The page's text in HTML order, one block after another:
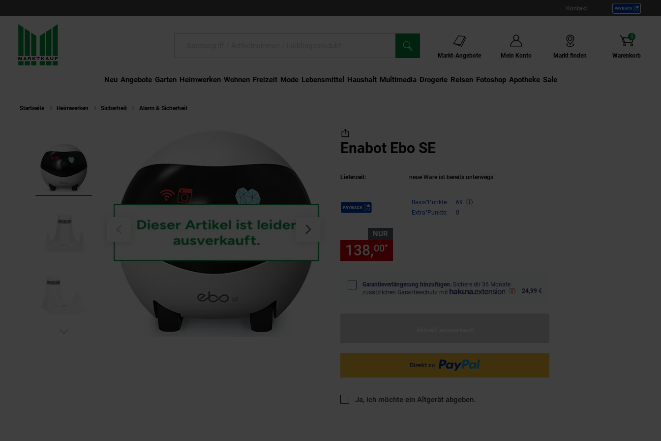
Kontakt
Markt-Angebote Mein Konto Markt finden Warenkorb
0
Artikel
Neu Angebote Garten Heimwerken Wohnen Freizeit Mode Lebensmittel Haushalt Multimedia Drogerie Externer Link:
Reisen Externer Link:
Fotoshop Externer Link:
Apotheke Sale
Startseite Heimwerken Sicherheit Alarm & Sicherheit
Enabot Ebo SE
Lieferzeit: neue Ware ist bereits unterwegs
Payback Punkte Basis°Punkte:
69
Extra°Punkte:
0
NUR
138,00*
Garantieverlängerung hinzufügen. Sichere dir 36 Monate
zusätzlichen Garantieschutz mit
24,99 €
Ja, ich möchte ein Altgerät abgeben.